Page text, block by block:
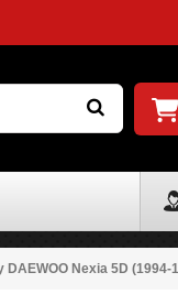
DAEWOO Nexia 5D (1994-